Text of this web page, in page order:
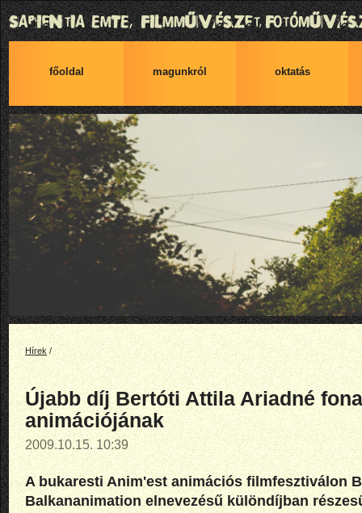
főoldal magunkról oktatás
Hírek/
Újabb díj Bertóti Attila Ariadné
animációjának
2009.10.15. 10:39
A bukaresti Anim'est animációs filmfesztiválon
Balkananimation elnevezésű különdíjban